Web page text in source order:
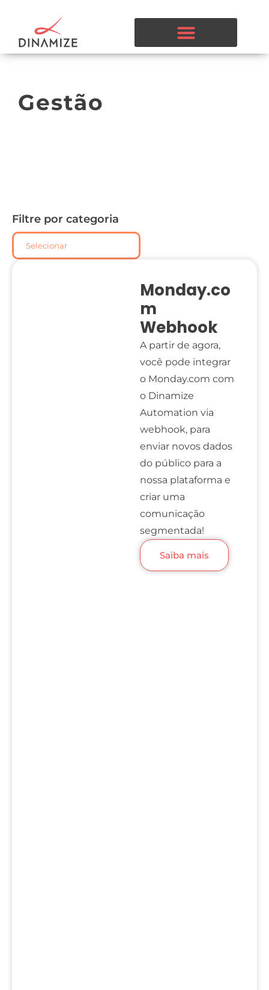
Gestão
Filtre por categoria
Selecionar
Monday.co
m
Webhook
A partir de agora,
você pode integrar
o Monday.com com
o Dinamize
Automation via
webhook, para
enviar novos dados
do público para a
nossa plataforma e
criar uma
comunicação
segmentada!
Saiba mais